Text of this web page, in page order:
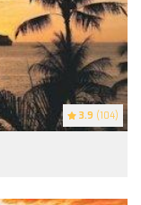
3.9 (104)